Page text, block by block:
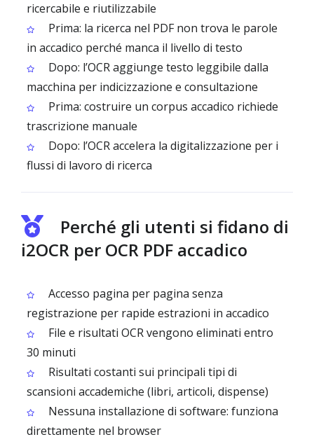
ricercabile e riutilizzabile
Prima: la ricerca nel PDF non trova le parole
in accadico perché manca il livello di testo
Dopo: l’OCR aggiunge testo leggibile dalla
macchina per indicizzazione e consultazione
Prima: costruire un corpus accadico richiede
trascrizione manuale
Dopo: l’OCR accelera la digitalizzazione per i
flussi di lavoro di ricerca
Perché gli utenti si fidano di
i2OCR per OCR PDF accadico
Accesso pagina per pagina senza
registrazione per rapide estrazioni in accadico
File e risultati OCR vengono eliminati entro
30 minuti
Risultati costanti sui principali tipi di
scansioni accademiche (libri, articoli, dispense)
Nessuna installazione di software: funziona
direttamente nel browser